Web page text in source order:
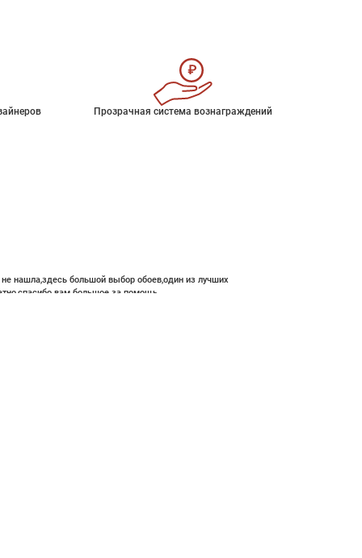
Прозрачная система вознаграждений
нашла,здесь большой выбор обоев,один из лучших
вам большое за помощь.